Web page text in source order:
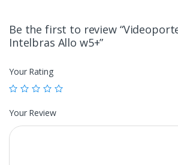
Be the first to review
Intelbras Allo w5+”
Your Rating
Your Review